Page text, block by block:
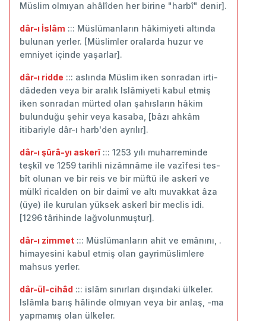
Müslim olmıyan ahâlîden her birine "harbî" denir].
dâr-ı İslâm ::: Müslümanların hâkimiyeti altında
bulunan yerler. [Müslimler oralarda huzur ve
emniyet içinde yaşarlar].
dâr-ı ridde ::: aslında Müslim iken sonradan irti-
dâdeden veya bir aralık Islâmiyeti kabul etmiş
iken sonradan mürted olan şahısların hâkim
bulunduğu şehir veya kasaba, [bâzı ahkâm
itibariyle dâr-ı harb'den ayrılır].
dâr-ı şûrâ-yı askerî::: 1253 yılı muharreminde
teşkîl ve 1259 tarihli nizâmnâme ile vazîfesi tes-
bît olunan ve bir reis ve bir müftü ile askerî ve
mülkî ricalden on bir daimî ve altı muvakkat âza
(üye) ile kurulan yüksek askerî bir meclis idi.
[1296 târihinde lağvolunmuştur].
dâr-ı zimmet ::: Müslümanların ahit ve emânını, .
himayesini kabul etmiş olan gayrimüslimlere
mahsus yerler.
dâr-ül-cihâd ::: islâm sınırları dışındaki ülkeler.
Islâmla barış hâlinde olmıyan veya bir anlaş, -ma
yapmamış olan ülkeler.